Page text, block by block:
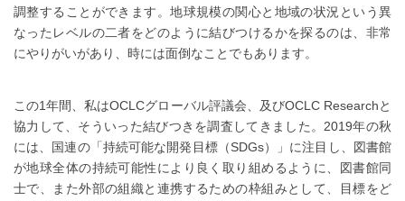
調整することができます。地球規模の関心と地域の状況という異
なったレベルの二者をどのように結びつけるかを探るのは、非常
にやりがいがあり、時には面倒なことでもあります。
この1年間、私はOCLCグローバル評議会、及びOCLC Researchと
協力して、そういった結びつきを調査してきました。2019年の秋
には、国連の「持続可能な開発目標（SDGs）」に注目し、図書館
が地球全体の持続可能性により良く取り組めるように、図書館同
士で、また外部の組織と連携するための枠組みとして、目標をど